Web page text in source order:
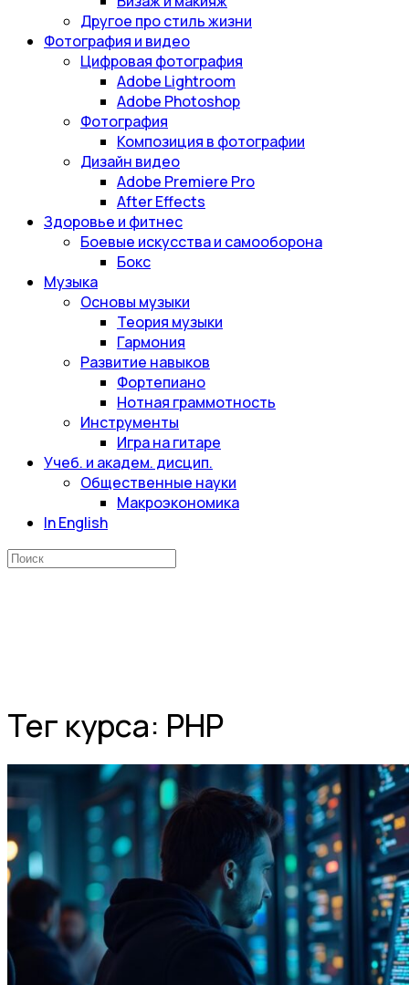
Другое про стиль жизни
Фотография и видео
Цифровая фотография
Adobe Lightroom
Adobe Photoshop
Фотография
Композиция в фотографии
Дизайн видео
Adobe Premiere Pro
After Effects
Здоровье и фитнес
Боевые искусства и самооборона
Бокс
Музыка
Основы музыки
Теория музыки
Гармония
Развитие навыков
Фортепиано
Нотная граммотность
Инструменты
Игра на гитаре
Учеб. и академ. дисцип.
Общественные науки
Макроэкономика
In English
Искать:
Тег курса: PHP